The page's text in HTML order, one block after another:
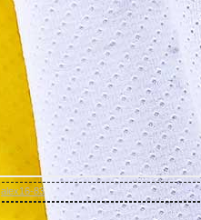
alex16-83